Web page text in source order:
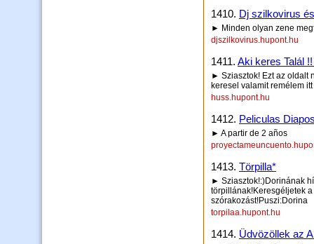
1410. Dj szilkovirus
► Minden olyan zene
djszilkovirus.hupont.hu
1411. Aki keres Talál
► Sziasztok! Ezt az oldalt
keresel valamit remélem
huss.hupont.hu
1412. Peliculas
► A partir de 2 años
1413. Törpilla*
► Sziasztok!:)Dorinának
törpillának!Keresgéljetek
szórakozást!Puszi:Dorina
torpilaa.hupont.hu
1414. Üdvözöllek az